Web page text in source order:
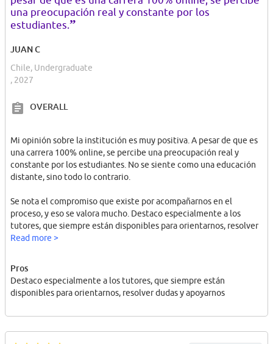
una preocupación real y constante por los
estudiantes.”
JUAN C
Chile, Undergraduate
, 2027
OVERALL
Mi opinión sobre la institución es muy positiva. A pesar de que es
una carrera 100% online, se percibe una preocupación real y
constante por los estudiantes. No se siente como una educación
distante, sino todo lo contrario.
Se nota el compromiso que existe por acompañarnos en el
proceso, y eso se valora mucho. Destaco especialmente a los
tutores, que siempre están disponibles para orientarnos, resolver
dudas y apoyarnos cuando lo necesitamos. Esa cercanía, incluso a
carrera.
Read more >
Pros
Destaco especialmente a los tutores, que siempre están
disponibles para orientarnos, resolver dudas y apoyarnos